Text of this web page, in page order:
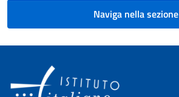
Naviga nella sezione